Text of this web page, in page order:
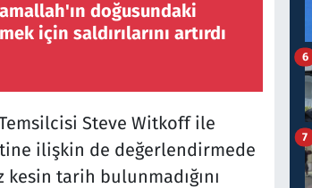
doğusundaki
için saldırılarını artırdı
Steve Witkoff ile
ilişkin de değerlendirmede
tarih bulunmadığını
6
7